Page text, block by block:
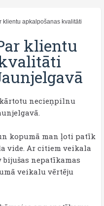
klientu apkalpošanas kvalitāti
klientu
necieņpilnu
kopumā man ļoti patīk
vide. Ar citiem veikala
nepatīkamas
veikalu vērtēju